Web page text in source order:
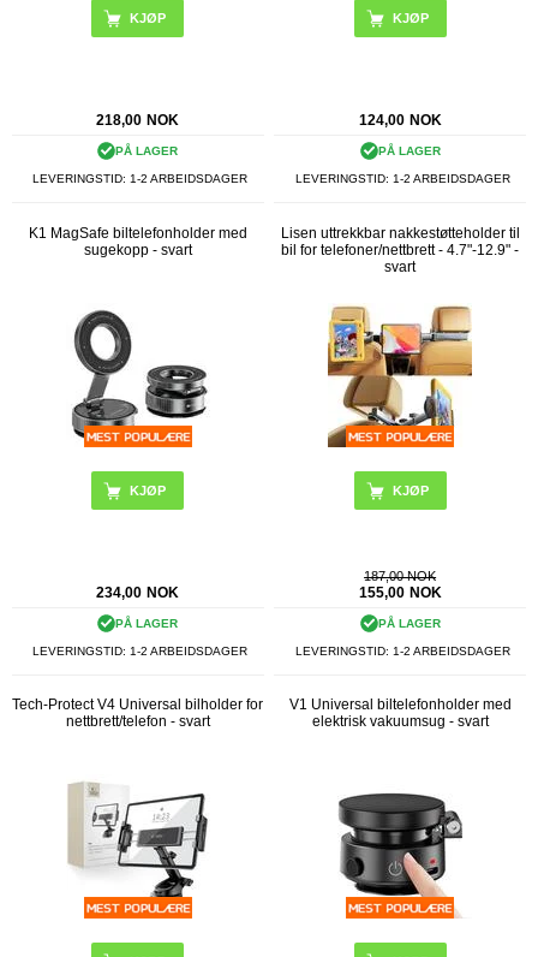
218,00 NOK
PÅ LAGER
LEVERINGSTID: 1-2 ARBEIDSDAGER
124,00 NOK
PÅ LAGER
LEVERINGSTID: 1-2 ARBEIDSDAGER
K1 MagSafe biltelefonholder med
sugekopp - svart
234,00 NOK
PÅ LAGER
LEVERINGSTID: 1-2 ARBEIDSDAGER
Lisen uttrekkbar nakkestøtteholder til
bil for telefoner/nettbrett - 4.7"-12.9" -
svart
187,00 NOK
155,00 NOK
PÅ LAGER
LEVERINGSTID: 1-2 ARBEIDSDAGER
Tech-Protect V4 Universal bilholder for
nettbrett/telefon - svart
V1 Universal biltelefonholder med
elektrisk vakuumsug - svart